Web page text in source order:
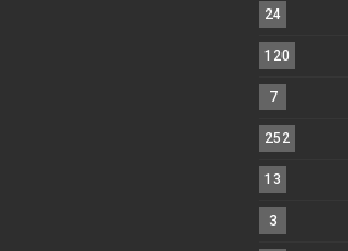
24
120
7
252
13
3